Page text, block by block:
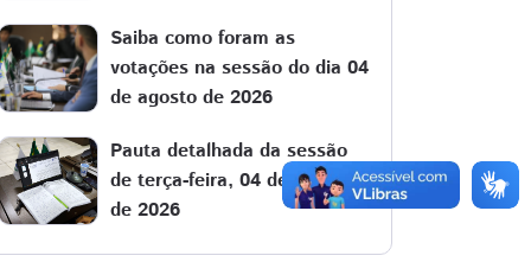
Saiba como foram as
votações na sessão do dia 04
de agosto de 2026
Pauta detalhada da sessão
de terça-feira, 04 de agosto
de 2026